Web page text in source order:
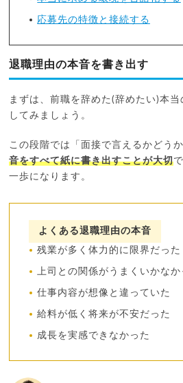
応募先の特徴と接続する
退職理由の本音を書き出す
まずは、前職を辞めた(辞めたい)本
してみましょう。
この段階では「面接で言えるかどう
音をすべて紙に書き出すことが大切
一歩になります。
よくある退職理由の本音
残業が多く体力的に限界だった
上司との関係がうまくいかなか
仕事内容が想像と違っていた
給料が低く将来が不安だった
成長を実感できなかった